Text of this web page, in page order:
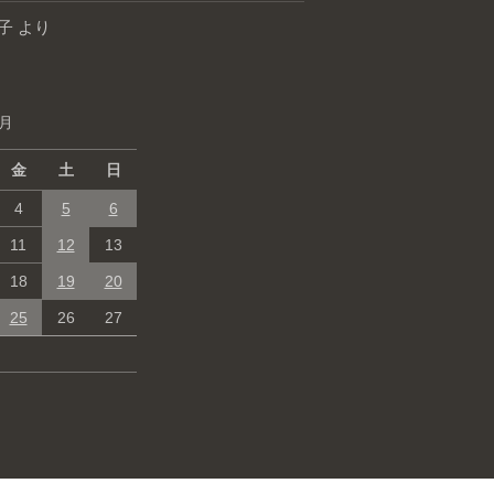
より
金 土 日
4 5 6
11 12 13
18 19 20
25 26 27